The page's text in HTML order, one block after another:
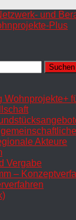
Wohnprojekte+
Akteure
Vergabe
–